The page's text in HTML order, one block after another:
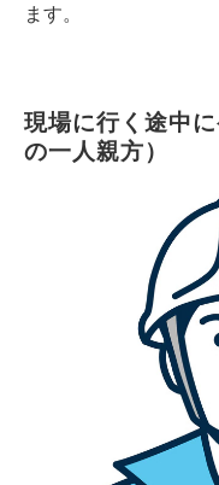
ます。
現場に行く途中
の一人親方）